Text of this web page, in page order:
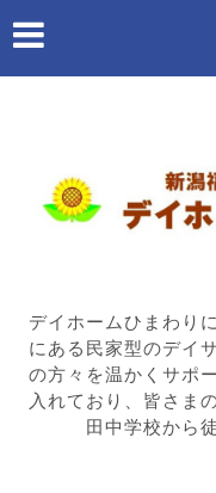
デイホームひまわり
にある民家型のデイ
の方々を温かくサポ
入れており、皆さま
田中学校から